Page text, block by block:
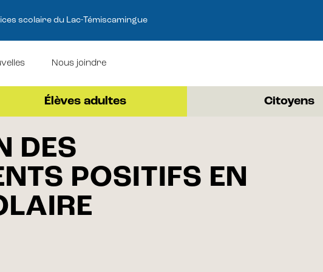
scolaire du Lac-Témiscamingue
Nous joindre
Élèves adultes Citoyens
DES
POSITIFS EN